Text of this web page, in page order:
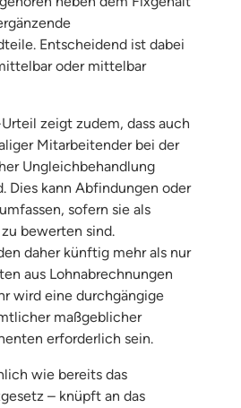
Entscheidend ist dabei
oder mittelbar
zeigt zudem, dass auch
Mitarbeitender bei der
Ungleichbehandlung
Dies kann Abfindungen oder
sofern sie als
bewerten sind.
daher künftig mehr als nur
aus Lohnabrechnungen
wird eine durchgängige
maßgeblicher
erforderlich sein.
wie bereits das
– knüpft an das